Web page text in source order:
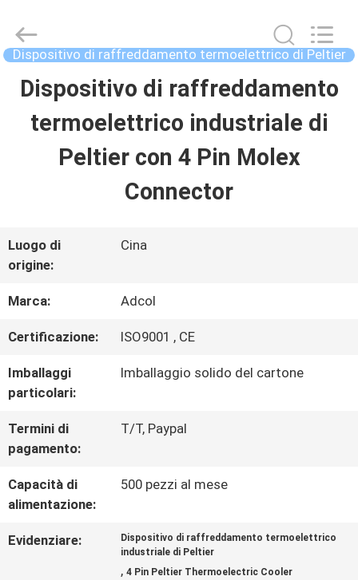
CASA
PRODOTTI
CIRCA
NOI
DELLA
FABBRICA
CONTROLLO
DI
QUALITÀ
Adcol
Electronics
(Guangzhou)
Reserved.
Dispositivo di raffreddamento termoelettrico di Peltier
Dispositivo di raffreddamento
termoelettrico industriale di
Peltier con 4 Pin Molex
Connector
Luogo di
origine:
Cina
Marca: Adcol
Certificazione: ISO9001 , CE
Imballaggi
particolari:
Imballaggio solido del cartone
Termini di
pagamento:
T/T, Paypal
Capacità di
alimentazione:
500 pezzi al mese
Evidenziare:
Dispositivo di raffreddamento termoelettrico
industriale di Peltier
,4 Pin Peltier Thermoelectric Cooler